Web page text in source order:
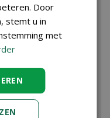
Door
stemt u in
met